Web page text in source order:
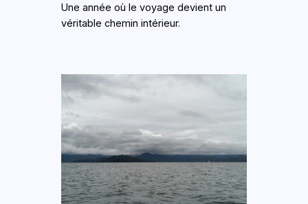
Une année où le voyage devient un
véritable chemin intérieur.